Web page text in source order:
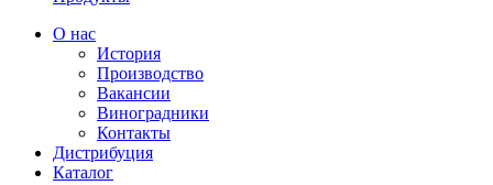
О нас
История
Производство
Вакансии
Виноградники
Контакты
Дистрибуция
Каталог